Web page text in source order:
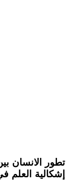
إشكالية العلم